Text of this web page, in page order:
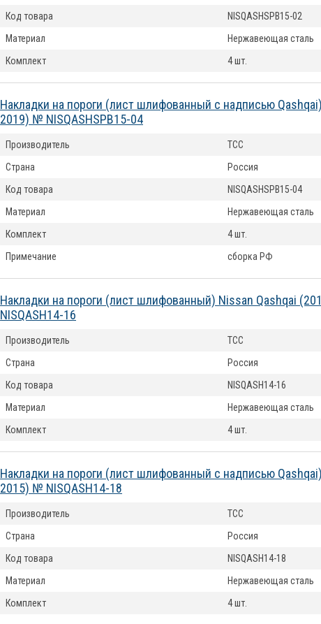
Код товара
NISQASHSPB15-02
Материал
Нержавеющая сталь
Комплект
4 шт.
Накладки на пороги (лист шлифованный с надписью
2019) № NISQASHSPB15-04
Производитель
ТСС
Страна
Россия
Код товара
NISQASHSPB15-04
Материал
Нержавеющая сталь
Комплект
4 шт.
Примечание
сборка РФ
Накладки на пороги (лист шлифованный) Nissan Qashqai
NISQASH14-16
Производитель
ТСС
Страна
Россия
Код товара
NISQASH14-16
Материал
Нержавеющая сталь
Комплект
4 шт.
Накладки на пороги (лист шлифованный с надписью
2015) № NISQASH14-18
Производитель
ТСС
Страна
Россия
Код товара
NISQASH14-18
Материал
Нержавеющая сталь
Комплект
4 шт.